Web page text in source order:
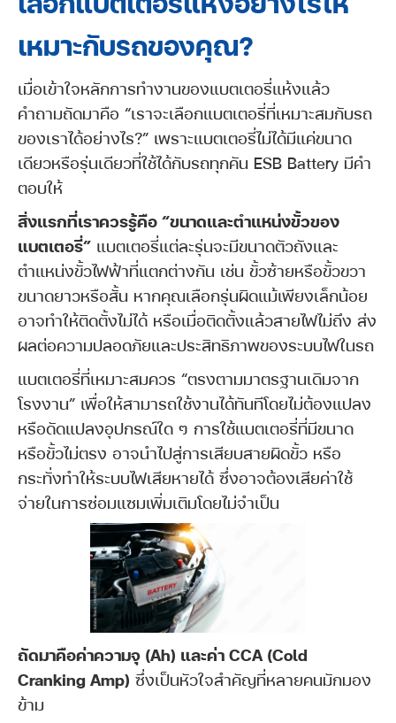
เหมาะกับรถของคุณ?
เมื่อเข้าใจหลักการทำงานของแบตเตอรี่แห้งแล้ว
คำถามถัดมาคือ “เราจะเลือกแบตเตอรี่ที่เหมาะสมกับรถ
ของเราได้อย่างไร?” เพราะแบตเตอรี่ไม่ได้มีแค่ขนาด
เดียวหรือรุ่นเดียวที่ใช้ได้กับรถทุกคัน ESB Battery มีคำ
ตอบให้
สิ่งแรกที่เราควรรู้คือ “ขนาดและตำแหน่งขั้วของ
แบตเตอรี่” แบตเตอรี่แต่ละรุ่นจะมีขนาดตัวถังและ
ตำแหน่งขั้วไฟฟ้าที่แตกต่างกัน เช่น ขั้วซ้ายหรือขั้วขวา
ขนาดยาวหรือสั้น หากคุณเลือกรุ่นผิดแม้เพียงเล็กน้อย
อาจทำให้ติดตั้งไม่ได้ หรือเมื่อติดตั้งแล้วสายไฟไม่ถึง ส่ง
ผลต่อความปลอดภัยและประสิทธิภาพของระบบไฟในรถ
แบตเตอรี่ที่เหมาะสมควร “ตรงตามมาตรฐานเดิมจาก
โรงงาน” เพื่อให้สามารถใช้งานได้ทันทีโดยไม่ต้องแปลง
หรือดัดแปลงอุปกรณ์ใด ๆ การใช้แบตเตอรี่ที่มีขนาด
หรือขั้วไม่ตรง อาจนำไปสู่การเสียบสายผิดขั้ว หรือ
กระทั่งทำให้ระบบไฟเสียหายได้ ซึ่งอาจต้องเสียค่าใช้
จ่ายในการซ่อมแซมเพิ่มเติมโดยไม่จำเป็น
ถัดมาคือค่าความจุ (Ah) และค่า CCA (Cold
Cranking Amp) ซึ่งเป็นหัวใจสำคัญที่หลายคนมักมอง
ข้าม